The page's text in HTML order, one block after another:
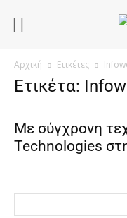
Αρχική Ετικέτες
Ετικέτα:
Με σύγχρονη
Technologies